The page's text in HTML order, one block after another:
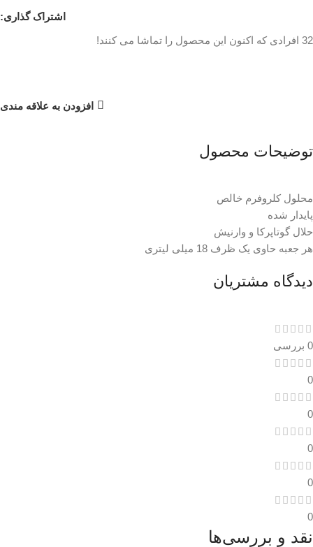
اشتراک گذاری:
32 افرادی که اکنون این محصول را تماشا می کنند!
افزودن به علاقه مندی
توضیحات محصول
محلول کلروفرم خالص
پایدار شده
حلال گوتاپرکا و وارنیش
هر جعبه حاوی یک ظرف 18 میلی لیتری
دیدگاه مشتریان
0 بررسی
0
0
0
0
0
نقد و بررسی‌ها